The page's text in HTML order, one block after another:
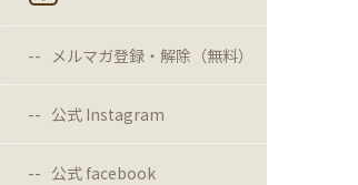
メルマガ登録・解除（無料）
公式 Instagram
公式 facebook